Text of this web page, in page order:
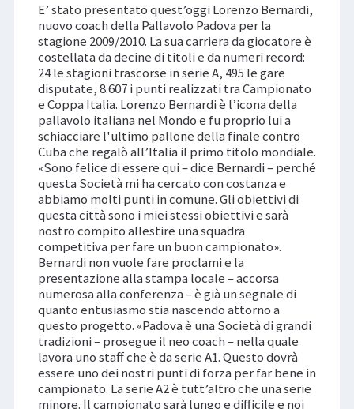
E’ stato presentato quest’oggi Lorenzo Bernardi,
nuovo coach della Pallavolo Padova per la
stagione 2009/2010. La sua carriera da giocatore è
costellata da decine di titoli e da numeri record:
24 le stagioni trascorse in serie A, 495 le gare
disputate, 8.607 i punti realizzati tra Campionato
e Coppa Italia. Lorenzo Bernardi è l’icona della
pallavolo italiana nel Mondo e fu proprio lui a
schiacciare l'ultimo pallone della finale contro
Cuba che regalò all’Italia il primo titolo mondiale.
«Sono felice di essere qui – dice Bernardi – perché
questa Società mi ha cercato con costanza e
abbiamo molti punti in comune. Gli obiettivi di
questa città sono i miei stessi obiettivi e sarà
nostro compito allestire una squadra
competitiva per fare un buon campionato».
Bernardi non vuole fare proclami e la
presentazione alla stampa locale – accorsa
numerosa alla conferenza – è già un segnale di
quanto entusiasmo stia nascendo attorno a
questo progetto. «Padova è una Società di grandi
tradizioni – prosegue il neo coach – nella quale
lavora uno staff che è da serie A1. Questo dovrà
essere uno dei nostri punti di forza per far bene in
campionato. La serie A2 è tutt’altro che una serie
minore. Il campionato sarà lungo e difficile e noi